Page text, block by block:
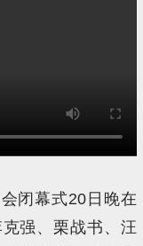
闭幕式20日晚在
强、栗战书、汪